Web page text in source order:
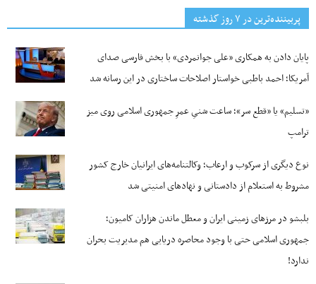
پربیننده‌ترین‌ در ۷ روز گذشته
پایان دادن به همکاری «علی جوانمردی» با بخش فارسی صدای
آمریکا؛ احمد باطبی خواستار اصلاحات ساختاری در این رسانه شد
«تسلیم» یا «قطع سر»؛ ساعت شنیِ عمرِ جمهوری اسلامی روی میز
ترامپ
نوع دیگری از سرکوب و ارعاب؛ وکالتنامه‌های ایرانیان خارج کشور
مشروط به استعلام از دادستانی و نهادهای امنیتی شد
بلبشو در مرزهای زمینی ایران و معطل ماندن هزاران کامیون؛
جمهوری اسلامی حتی با وجود محاصره دریایی هم مدیریت بحران
ندارد!